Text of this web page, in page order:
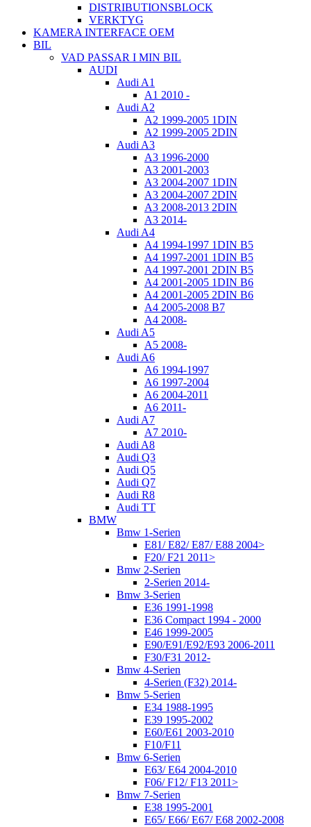
DISTRIBUTIONSBLOCK
VERKTYG
KAMERA INTERFACE OEM
BIL
VAD PASSAR I MIN BIL
AUDI
Audi A1
A1 2010 -
Audi A2
A2 1999-2005 1DIN
A2 1999-2005 2DIN
Audi A3
A3 1996-2000
A3 2001-2003
A3 2004-2007 1DIN
A3 2004-2007 2DIN
A3 2008-2013 2DIN
A3 2014-
Audi A4
A4 1994-1997 1DIN B5
A4 1997-2001 1DIN B5
A4 1997-2001 2DIN B5
A4 2001-2005 1DIN B6
A4 2001-2005 2DIN B6
A4 2005-2008 B7
A4 2008-
Audi A5
A5 2008-
Audi A6
A6 1994-1997
A6 1997-2004
A6 2004-2011
A6 2011-
Audi A7
A7 2010-
Audi A8
Audi Q3
Audi Q5
Audi Q7
Audi R8
Audi TT
BMW
Bmw 1-Serien
E81/ E82/ E87/ E88 2004>
F20/ F21 2011>
Bmw 2-Serien
2-Serien 2014-
Bmw 3-Serien
E36 1991-1998
E36 Compact 1994 - 2000
E46 1999-2005
E90/E91/E92/E93 2006-2011
F30/F31 2012-
Bmw 4-Serien
4-Serien (F32) 2014-
Bmw 5-Serien
E34 1988-1995
E39 1995-2002
E60/E61 2003-2010
F10/F11
Bmw 6-Serien
E63/ E64 2004-2010
F06/ F12/ F13 2011>
Bmw 7-Serien
E38 1995-2001
E65/ E66/ E67/ E68 2002-2008